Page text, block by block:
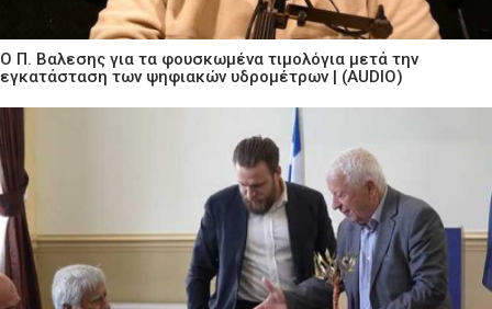
Ο Π. Βαλεσης για τα φουσκωμένα τιμολόγια μετά την
εγκατάσταση των ψηφιακών υδρομέτρων | (AUDIO)